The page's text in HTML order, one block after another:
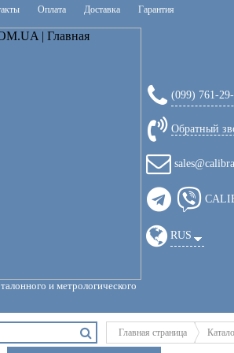
Оплата Доставка Гарантия
и метрологического
(099) 761-
Обратный
RUS
Главная страница